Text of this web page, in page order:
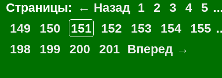
Страницы: ← Назад 1 2 3 4 5
149
150 151 152 153 154 155
198
199 200 201 Вперед →